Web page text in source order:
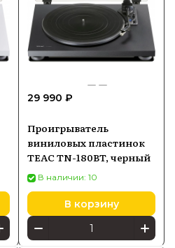
29 990 ₽
Проигрыватель
виниловых пластинок
TEAC TN-180BT, черный
В наличии: 10
В корзину